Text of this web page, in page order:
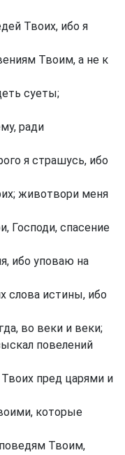
Твоих, ибо я
Твоим, а не к
суеты;
ради
я страшусь, ибо
животвори меня
Господи, спасение
ибо уповаю на
слова истины, ибо
во веки и веки;
повелений
пред царями и
которые
Твоим,